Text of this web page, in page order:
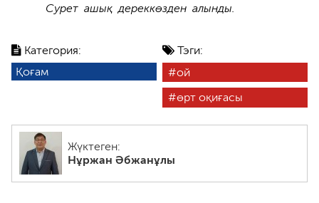
Категория:
Қоғам
Тэги:
ой
өрт оқиғасы
Жүктеген:
Нұржан Әбжанұлы
Сурет ашық дереккөзден алынды.